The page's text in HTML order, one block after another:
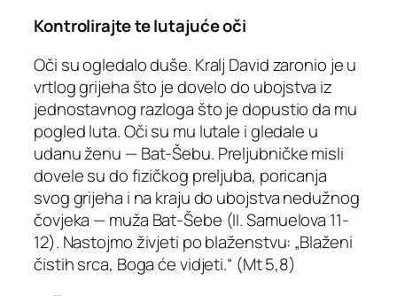
Kontrolirajte te lutajuće oči
Oči su ogledalo duše. Kralj David zaronio je u
vrtlog grijeha što je dovelo do ubojstva iz
jednostavnog razloga što je dopustio da mu
pogled luta. Oči su mu lutale i gledale u
udanu ženu — Bat-Šebu. Preljubničke misli
dovele su do fizičkog preljuba, poricanja
svog grijeha i na kraju do ubojstva nedužnog
čovjeka — muža Bat-Šebe (II. Samuelova 11-
12). Nastojmo živjeti po blaženstvu: „Blaženi
čistih srca, Boga će vidjeti.“ (Mt 5,8)